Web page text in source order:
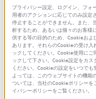
通話できた
ご利用の
題、非対応の
が考えられます
別のBluetooth
か、ご利用の
カーにお問い合
プライバシー設定、ログイン、フォ
用者のアクションに応じてのみ設定
停止することができません。また、
析するため、あるいは個々のお客様
供する等の目的のため、Cookieお
あります。それらのCookieの受け
ックしてください。Cookie使用に
ックして下さい。Cookie設定をカ
ください。Cookieの設定をいつで
よっては、このウェブサイトの機能
ついては、当社のCookieポリシーを
イバシーポリシーをご覧ください。